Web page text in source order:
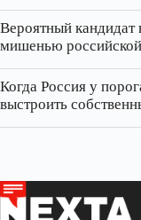
Вероятный кандидат
мишенью
Когда Россия у
выстроить